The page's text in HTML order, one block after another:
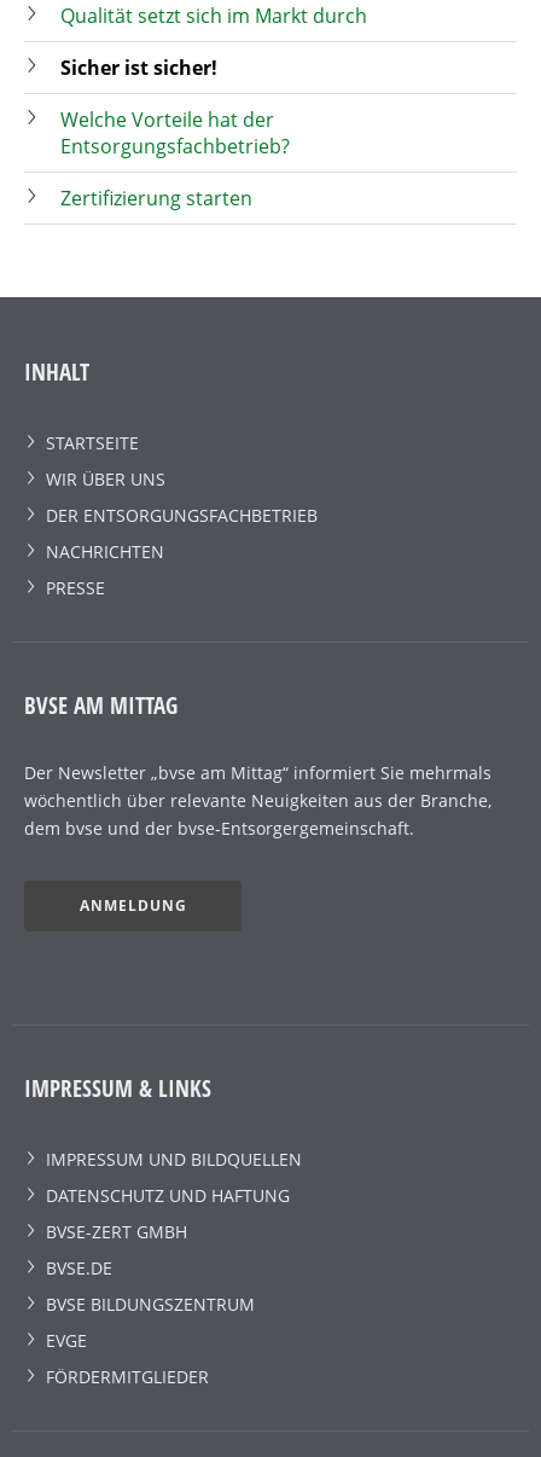
Qualität setzt sich im Markt durch
Sicher ist sicher!
Welche Vorteile hat der
Entsorgungsfachbetrieb?
Zertifizierung starten
INHALT
STARTSEITE
WIR ÜBER UNS
DER ENTSORGUNGSFACHBETRIEB
NACHRICHTEN
PRESSE
BVSE AM MITTAG
Der Newsletter „bvse am Mittag“ informiert Sie mehrmals
wöchentlich über relevante Neuigkeiten aus der Branche,
dem bvse und der bvse-Entsorgergemeinschaft.
ANMELDUNG
IMPRESSUM & LINKS
IMPRESSUM UND BILDQUELLEN
DATENSCHUTZ UND HAFTUNG
BVSE-ZERT GMBH
BVSE.DE
BVSE BILDUNGSZENTRUM
EVGE
FÖRDERMITGLIEDER